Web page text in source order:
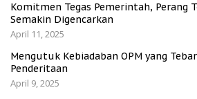
Komitmen Tegas Pemerintah, Perang
Semakin Digencarkan
April 11, 2025
Mengutuk Kebiadaban OPM yang
Penderitaan
April 9, 2025